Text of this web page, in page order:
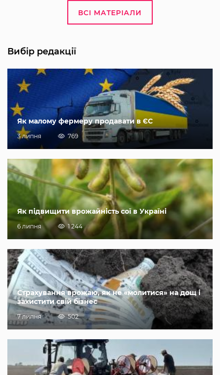
ВСІ МАТЕРІАЛИ
Вибір редакції
Як малому фермеру продавати в ЄС
3 липня 769
Як підвищити врожайність сої в Україні
6 липня 1 244
Страхування врожаю, як не «молитися» на дощ і
захистити свій бізнес
7 липня 502